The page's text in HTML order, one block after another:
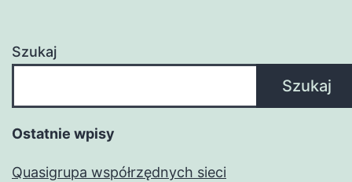
Szukaj
Szukaj
Ostatnie wpisy
Quasigrupa współrzędnych sieci